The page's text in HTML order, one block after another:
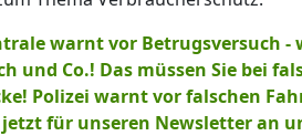
warnt vor Betrugsversuch -
und Co.! Das müssen Sie bei
Polizei warnt vor falschen
jetzt für unseren Newsletter an